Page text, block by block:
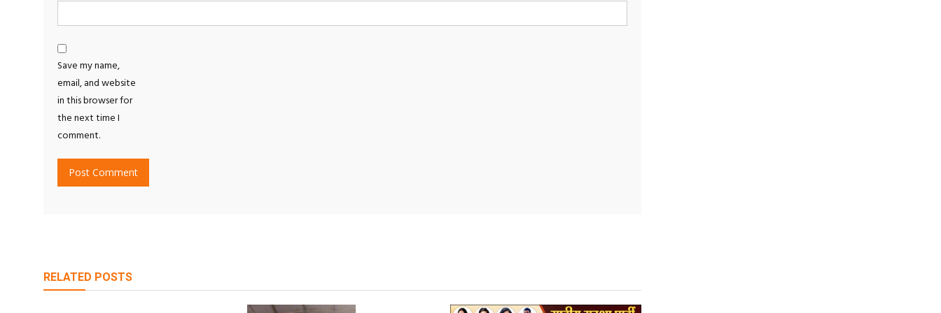
Save my name,
email, and website
in this browser for
the next time I
comment.
RELATED POSTS